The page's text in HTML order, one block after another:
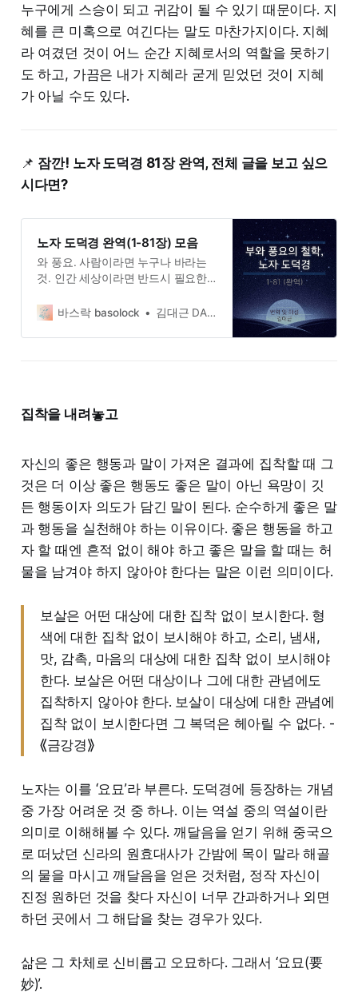
누구에게 스승이 되고 귀감이 될 수 있기 때문이다. 지
혜를 큰 미혹으로 여긴다는 말도 마찬가지이다. 지혜
라 여겼던 것이 어느 순간 지혜로서의 역할을 못하기
도 하고, 가끔은 내가 지혜라 굳게 믿었던 것이 지혜
가 아닐 수도 있다.
📌 잠깐! 노자 도덕경 81장 완역, 전체 글을 보고 싶으
시다면?
노자 도덕경 완역(1-81장) 모음
와 풍요. 사람이라면 누구나 바라는
것. 인간 세상이라면 반드시 필요한
어진 적 없던 것. 불평등의 근원이자
욕심을 버리고 서로 빼앗고자 다투지
라고. 이것이 노자의 메시지이자 도
덕경의 주제이다.
바스락 basolock 김대근 DAEGEUN KIM
집착을 내려놓고
자신의 좋은 행동과 말이 가져온 결과에 집착할 때 그
것은 더 이상 좋은 행동도 좋은 말이 아닌 욕망이 깃
든 행동이자 의도가 담긴 말이 된다. 순수하게 좋은 말
과 행동을 실천해야 하는 이유이다. 좋은 행동을 하고
자 할 때엔 흔적 없이 해야 하고 좋은 말을 할 때는 허
물을 남겨야 하지 않아야 한다는 말은 이런 의미이다.
보살은 어떤 대상에 대한 집착 없이 보시한다. 형
색에 대한 집착 없이 보시해야 하고, 소리, 냄새,
맛, 감촉, 마음의 대상에 대한 집착 없이 보시해야
한다. 보살은 어떤 대상이나 그에 대한 관념에도
집착하지 않아야 한다. 보살이 대상에 대한 관념에
집착 없이 보시한다면 그 복덕은 헤아릴 수 없다. -
⟪금강경⟫
노자는 이를 ‘요묘’라 부른다. 도덕경에 등장하는 개념
중 가장 어려운 것 중 하나. 이는 역설 중의 역설이란
의미로 이해해볼 수 있다. 깨달음을 얻기 위해 중국으
로 떠났던 신라의 원효대사가 간밤에 목이 말라 해골
의 물을 마시고 깨달음을 얻은 것처럼, 정작 자신이
진정 원하던 것을 찾다 자신이 너무 간과하거나 외면
하던 곳에서 그 해답을 찾는 경우가 있다.
삶은 그 차체로 신비롭고 오묘하다. 그래서 ‘요묘(要
妙)’.